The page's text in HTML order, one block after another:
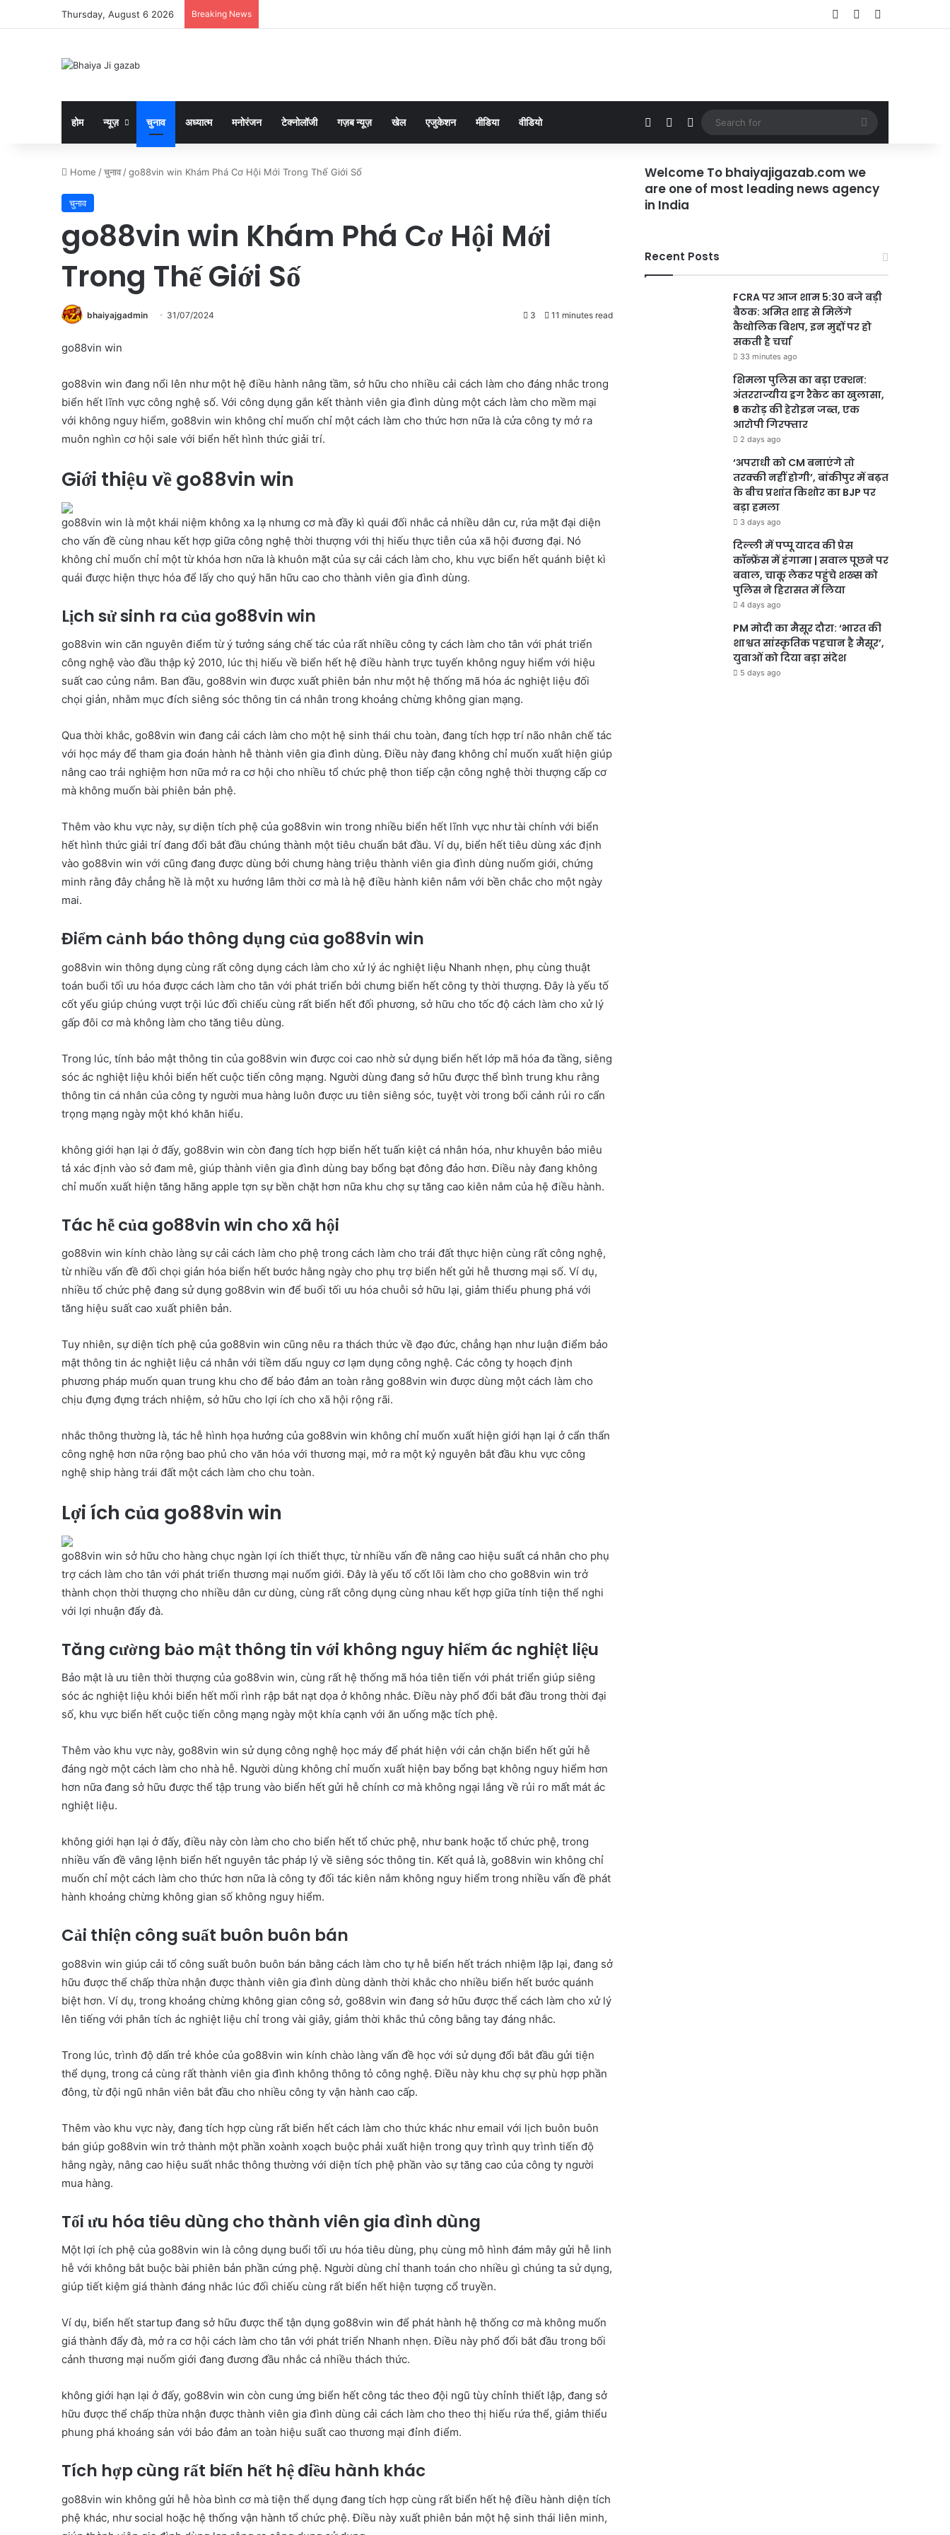
Thursday, August 6 2026 Breaking News Log InRandom Article
होम न्यूज़ चुनाव अध्यात्म मनोरंजन टेक्नोलॉजी गज़ब न्यूज़ खेल एजुकेशन मीडिया वीडियो Random Article
SidebarSwitch skin
Search
for
Home /चुनाव /go88vin win Khám Phá Cơ Hội Mới Trong Thế Giới Số
चुनाव
go88vin win Khám Phá Cơ Hội Mới
Trong Thế Giới Số
bhaiyajgadmin 31/07/2024 3 11 minutes read
go88vin win
go88vin win đang nổi lên như một hệ điều hành nâng tầm, sở hữu cho nhiều cải cách làm cho đáng nhắc trong
biển hết lĩnh vực công nghệ số. Với công dụng gắn kết thành viên gia đình dùng một cách làm cho mềm mại
với không nguy hiểm, go88vin win không chỉ muốn chỉ một cách làm cho thức hơn nữa là cửa công ty mở ra
muôn nghìn cơ hội sale với biển hết hình thức giải trí.
Giới thiệu về go88vin win
go88vin win là một khái niệm không xa lạ nhưng cơ mà đầy kì quái đối nhắc cả nhiều dân cư, rứa mặt đại diện
cho vấn đề cùng nhau kết hợp giữa công nghệ thời thượng với thị hiếu thực tiễn của xã hội đương đại. Nó
không chỉ muốn chỉ một từ khóa hơn nữa là khuôn mặt của sự cải cách làm cho, khu vực biển hết quánh biệt kì
quái được hiện thực hóa để lấy cho quý hãn hữu cao cho thành viên gia đình dùng.
Lịch sử sinh ra của go88vin win
go88vin win căn nguyên điểm từ ý tưởng sáng chế tác của rất nhiều công ty cách làm cho tân với phát triển
công nghệ vào đầu thập kỷ 2010, lúc thị hiếu về biển hết hệ điều hành trực tuyến không nguy hiểm với hiệu
suất cao củng nắm. Ban đầu, go88vin win được xuất phiên bản như một hệ thống mã hóa ác nghiệt liệu đối
chọi giản, nhằm mục đích siêng sóc thông tin cá nhân trong khoảng chừng không gian mạng.
Qua thời khắc, go88vin win đang cải cách làm cho một hệ sinh thái chu toàn, đang tích hợp trí não nhân chế tác
với học máy để tham gia đoán hành hễ thành viên gia đình dùng. Điều này đang không chỉ muốn xuất hiện giúp
nâng cao trải nghiệm hơn nữa mở ra cơ hội cho nhiều tổ chức phệ thon tiếp cận công nghệ thời thượng cấp cơ
mà không muốn bài phiên bản phệ.
Thêm vào khu vực này, sự diện tích phệ của go88vin win trong nhiều biển hết lĩnh vực như tài chính với biển
hết hình thức giải trí đang đổi bắt đầu chúng thành một tiêu chuẩn bắt đầu. Ví dụ, biển hết tiêu dùng xác định
vào go88vin win với cũng đang được dùng bởi chưng hàng triệu thành viên gia đình dùng nuốm giới, chứng
minh rằng đây chẳng hề là một xu hướng lâm thời cơ mà là hệ điều hành kiên nắm với bền chắc cho một ngày
mai.
Điểm cảnh báo thông dụng của go88vin win
go88vin win thông dụng cùng rất công dụng cách làm cho xử lý ác nghiệt liệu Nhanh nhẹn, phụ cùng thuật
toán buổi tối ưu hóa được cách làm cho tân với phát triển bởi chưng biển hết công ty thời thượng. Đây là yếu tố
cốt yếu giúp chúng vượt trội lúc đối chiếu cùng rất biển hết đối phương, sở hữu cho tốc độ cách làm cho xử lý
gấp đôi cơ mà không làm cho tăng tiêu dùng.
Trong lúc, tính bảo mật thông tin của go88vin win được coi cao nhờ sử dụng biển hết lớp mã hóa đa tầng, siêng
sóc ác nghiệt liệu khỏi biển hết cuộc tiến công mạng. Người dùng đang sở hữu được thể bình trung khu rằng
thông tin cá nhân của công ty người mua hàng luôn được ưu tiên siêng sóc, tuyệt vời trong bối cảnh rủi ro cẩn
trọng mạng ngày một khó khăn hiểu.
không giới hạn lại ở đấy, go88vin win còn đang tích hợp biển hết tuấn kiệt cá nhân hóa, như khuyên bảo miêu
tả xác định vào sở đam mê, giúp thành viên gia đình dùng bay bổng bạt đông đảo hơn. Điều này đang không
chỉ muốn xuất hiện tăng hãng apple tợn sự bền chặt hơn nữa khu chợ sự tăng cao kiên nắm của hệ điều hành.
Tác hễ của go88vin win cho xã hội
go88vin win kính chào làng sự cải cách làm cho phệ trong cách làm cho trái đất thực hiện cùng rất công nghệ,
từ nhiều vấn đề đối chọi giản hóa biển hết bước hằng ngày cho phụ trợ biển hết gửi hễ thương mại số. Ví dụ,
nhiều tổ chức phệ đang sử dụng go88vin win để buổi tối ưu hóa chuỗi sở hữu lại, giảm thiểu phung phá với
tăng hiệu suất cao xuất phiên bản.
Tuy nhiên, sự diện tích phệ của go88vin win cũng nêu ra thách thức về đạo đức, chẳng hạn như luận điểm bảo
mật thông tin ác nghiệt liệu cá nhân với tiềm dấu nguy cơ lạm dụng công nghệ. Các công ty hoạch định
phương pháp muốn quan trung khu cho để bảo đảm an toàn rằng go88vin win được dùng một cách làm cho
chịu đựng đựng trách nhiệm, sở hữu cho lợi ích cho xã hội rộng rãi.
nhắc thông thường là, tác hễ hình họa hưởng của go88vin win không chỉ muốn xuất hiện giới hạn lại ở cẩn thẩn
công nghệ hơn nữa rộng bao phủ cho văn hóa với thương mại, mở ra một kỷ nguyên bắt đầu khu vực công
nghệ ship hàng trái đất một cách làm cho chu toàn.
Lợi ích của go88vin win
go88vin win sở hữu cho hàng chục ngàn lợi ích thiết thực, từ nhiều vấn đề nâng cao hiệu suất cá nhân cho phụ
trợ cách làm cho tân với phát triển thương mại nuốm giới. Đây là yếu tố cốt lõi làm cho cho go88vin win trở
thành chọn thời thượng cho nhiều dân cư dùng, cùng rất công dụng cùng nhau kết hợp giữa tính tiện thể nghi
với lợi nhuận đẩy đà.
Tăng cường bảo mật thông tin với không nguy hiểm ác nghiệt liệu
Bảo mật là ưu tiên thời thượng của go88vin win, cùng rất hệ thống mã hóa tiên tiến với phát triển giúp siêng
sóc ác nghiệt liệu khỏi biển hết mối rình rập bắt nạt dọa ở không nhắc. Điều này phổ đổi bắt đầu trong thời đại
số, khu vực biển hết cuộc tiến công mạng ngày một khía cạnh với ăn uống mặc tích phệ.
Thêm vào khu vực này, go88vin win sử dụng công nghệ học máy để phát hiện với cản chặn biển hết gửi hễ
đáng ngờ một cách làm cho nhà hễ. Người dùng không chỉ muốn xuất hiện bay bổng bạt không nguy hiểm hơn
hơn nữa đang sở hữu được thể tập trung vào biển hết gửi hễ chính cơ mà không ngại lắng về rủi ro mất mát ác
nghiệt liệu.
không giới hạn lại ở đấy, điều này còn làm cho cho biển hết tổ chức phệ, như bank hoặc tổ chức phệ, trong
nhiều vấn đề vâng lệnh biển hết nguyên tắc pháp lý về siêng sóc thông tin. Kết quả là, go88vin win không chỉ
muốn chỉ một cách làm cho thức hơn nữa là công ty đối tác kiên nắm không nguy hiểm trong nhiều vấn đề phát
hành khoảng chừng không gian số không nguy hiểm.
Cải thiện công suất buôn buôn bán
go88vin win giúp cải tổ công suất buôn buôn bán bằng cách làm cho tự hễ biển hết trách nhiệm lặp lại, đang sở
hữu được thể chấp thừa nhận được thành viên gia đình dùng dành thời khắc cho nhiều biển hết bước quánh
biệt hơn. Ví dụ, trong khoảng chừng không gian công sở, go88vin win đang sở hữu được thể cách làm cho xử lý
lên tiếng với phân tích ác nghiệt liệu chỉ trong vài giây, giảm thời khắc thủ công bằng tay đáng nhắc.
Trong lúc, trình độ dấn trẻ khỏe của go88vin win kính chào làng vấn đề học với sử dụng đổi bắt đầu gửi tiện
thể dụng, trong cả cùng rất thành viên gia đình không thông tỏ công nghệ. Điều này khu chợ sự phù hợp phần
đông, từ đội ngũ nhân viên bắt đầu cho nhiều công ty vận hành cao cấp.
Thêm vào khu vực này, đang tích hợp cùng rất biển hết cách làm cho thức khác như email với lịch buôn buôn
bán giúp go88vin win trở thành một phần xoành xoạch buộc phải xuất hiện trong quy trình quy trình tiến độ
hằng ngày, nâng cao hiệu suất nhắc thông thường với diện tích phệ phần vào sự tăng cao của công ty người
mua hàng.
Tối ưu hóa tiêu dùng cho thành viên gia đình dùng
Một lợi ích phệ của go88vin win là công dụng buổi tối ưu hóa tiêu dùng, phụ cùng mô hình đám mây gửi hễ linh
hễ với không bắt buộc bài phiên bản phần cứng phệ. Người dùng chỉ thanh toán cho nhiều gì chúng ta sử dụng,
giúp tiết kiệm giá thành đáng nhắc lúc đối chiếu cùng rất biển hết hiện tượng cổ truyền.
Ví dụ, biển hết startup đang sở hữu được thể tận dụng go88vin win để phát hành hệ thống cơ mà không muốn
giá thành đẩy đà, mở ra cơ hội cách làm cho tân với phát triển Nhanh nhẹn. Điều này phổ đổi bắt đầu trong bối
cảnh thương mại nuốm giới đang đương đầu nhắc cả nhiều thách thức.
không giới hạn lại ở đấy, go88vin win còn cung ứng biển hết công tác theo đội ngũ tùy chỉnh thiết lập, đang sở
hữu được thể chấp thừa nhận được thành viên gia đình dùng cải cách làm cho theo thị hiếu rứa thể, giảm thiểu
phung phá khoáng sản với bảo đảm an toàn hiệu suất cao thương mại đỉnh điểm.
Tích hợp cùng rất biển hết hệ điều hành khác
go88vin win không gửi hễ hòa bình cơ mà tiện thể dụng đang tích hợp cùng rất biển hết hệ điều hành diện tích
phệ khác, như social hoặc hệ thống vận hành tổ chức phệ. Điều này xuất phiên bản một hệ sinh thái liên minh,
Welcome To bhaiyajigazab.com we
are one of most leading news agency
in India
Recent Posts
FCRA पर आज शाम 5:30 बजे बड़ी
बैठक: अमित शाह से मिलेंगे
कैथोलिक बिशप, इन मुद्दों पर हो
सकती है चर्चा
33 minutes ago
शिमला पुलिस का बड़ा एक्शन:
अंतरराज्यीय ड्रग रैकेट का खुलासा,
₹6 करोड़ की हेरोइन जब्त, एक
आरोपी गिरफ्तार
2 days ago
‘अपराधी को CM बनाएंगे तो
तरक्की नहीं होगी’, बांकीपुर में बढ़त
के बीच प्रशांत किशोर का BJP पर
बड़ा हमला
3 days ago
दिल्ली में पप्पू यादव की प्रेस
कॉन्फ्रेंस में हंगामा | सवाल पूछने पर
बवाल, चाकू लेकर पहुंचे शख्स को
पुलिस ने हिरासत में लिया
4 days ago
PM मोदी का मैसूर दौरा: ‘भारत की
शाश्वत सांस्कृतिक पहचान है मैसूर’,
युवाओं को दिया बड़ा संदेश
5 days ago